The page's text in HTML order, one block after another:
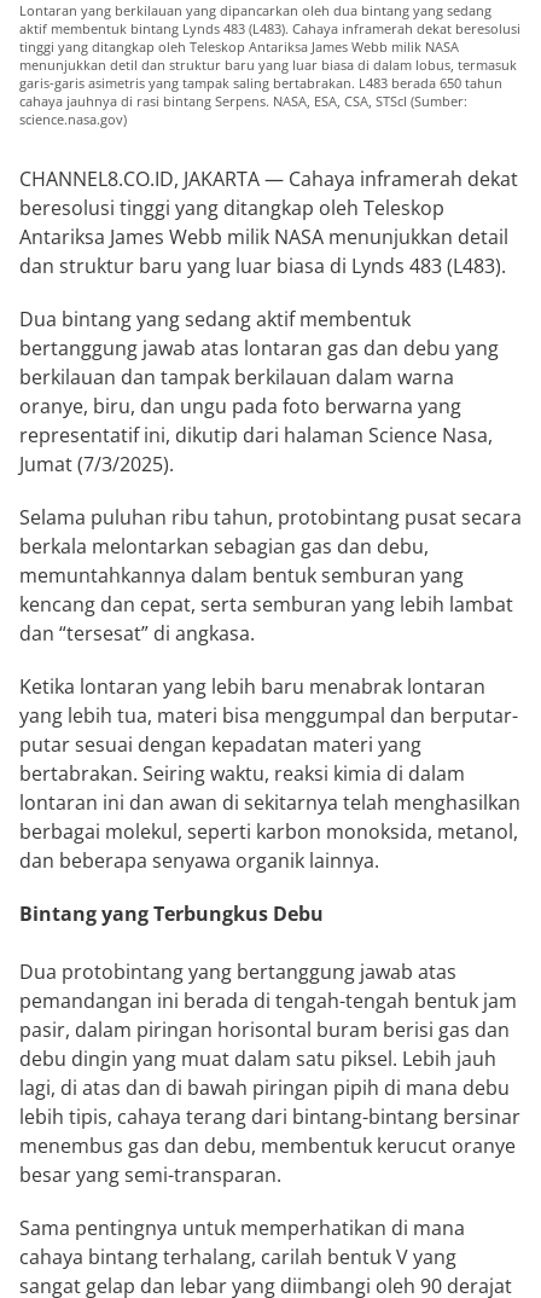
Lontaran yang berkilauan yang dipancarkan oleh dua bintang yang sedang
aktif membentuk bintang Lynds 483 (L483). Cahaya inframerah dekat beresolusi
tinggi yang ditangkap oleh Teleskop Antariksa James Webb milik NASA
menunjukkan detil dan struktur baru yang luar biasa di dalam lobus, termasuk
garis-garis asimetris yang tampak saling bertabrakan. L483 berada 650 tahun
cahaya jauhnya di rasi bintang Serpens. NASA, ESA, CSA, STScI (Sumber:
science.nasa.gov)
CHANNEL8.CO.ID, JAKARTA — Cahaya inframerah dekat
beresolusi tinggi yang ditangkap oleh Teleskop
Antariksa James Webb milik NASA menunjukkan detail
dan struktur baru yang luar biasa di Lynds 483 (L483).
Dua bintang yang sedang aktif membentuk
bertanggung jawab atas lontaran gas dan debu yang
berkilauan dan tampak berkilauan dalam warna
oranye, biru, dan ungu pada foto berwarna yang
representatif ini, dikutip dari halaman Science Nasa,
Jumat (7/3/2025).
Selama puluhan ribu tahun, protobintang pusat secara
berkala melontarkan sebagian gas dan debu,
memuntahkannya dalam bentuk semburan yang
kencang dan cepat, serta semburan yang lebih lambat
dan “tersesat” di angkasa.
Ketika lontaran yang lebih baru menabrak lontaran
yang lebih tua, materi bisa menggumpal dan berputar-
putar sesuai dengan kepadatan materi yang
bertabrakan. Seiring waktu, reaksi kimia di dalam
lontaran ini dan awan di sekitarnya telah menghasilkan
berbagai molekul, seperti karbon monoksida, metanol,
dan beberapa senyawa organik lainnya.
Bintang yang Terbungkus Debu
Dua protobintang yang bertanggung jawab atas
pemandangan ini berada di tengah-tengah bentuk jam
pasir, dalam piringan horisontal buram berisi gas dan
debu dingin yang muat dalam satu piksel. Lebih jauh
lagi, di atas dan di bawah piringan pipih di mana debu
lebih tipis, cahaya terang dari bintang-bintang bersinar
menembus gas dan debu, membentuk kerucut oranye
besar yang semi-transparan.
Sama pentingnya untuk memperhatikan di mana
cahaya bintang terhalang, carilah bentuk V yang
sangat gelap dan lebar yang diimbangi oleh 90 derajat